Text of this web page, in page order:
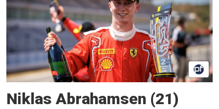
Niklas Abrahamsen (21)